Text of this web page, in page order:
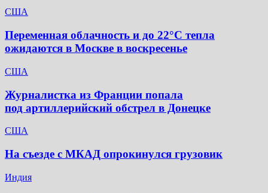
США
Переменная облачность и до 22°C тепла
ожидаются в Москве в воскресенье
США
Журналистка из Франции попала
под артиллерийский обстрел в Донецке
США
На съезде с МКАД опрокинулся грузовик
Индия